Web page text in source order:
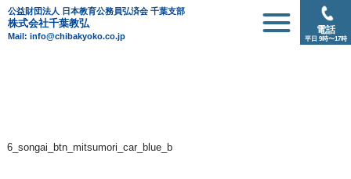
公益財団法人 日本教育公務員弘済会 千葉支部
株式会社千葉教弘
Mail: info@chibakyoko.co.jp
電話
平日 9時〜17時
6_songai_btn_mitsumori_car_blue_b